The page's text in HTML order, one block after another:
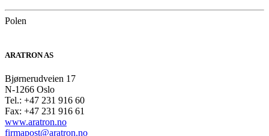
Polen
ARATRON AS
Bjørnerudveien 17
N-1266 Oslo
Tel.: +47 231 916 60
Fax: +47 231 916 61
www.aratron.no
firmapost@aratron.no